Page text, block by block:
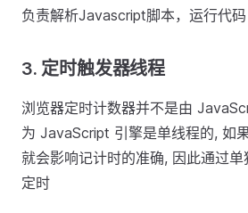
负责解析Javascript脚本，运行代码
3. 定时触发器线程
浏览器定时计数器并不是由
为 JavaScript 引擎是单线程的, 如
就会影响记计时的准确, 因此通过
定时